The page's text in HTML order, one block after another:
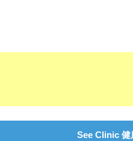
See Clinic 健